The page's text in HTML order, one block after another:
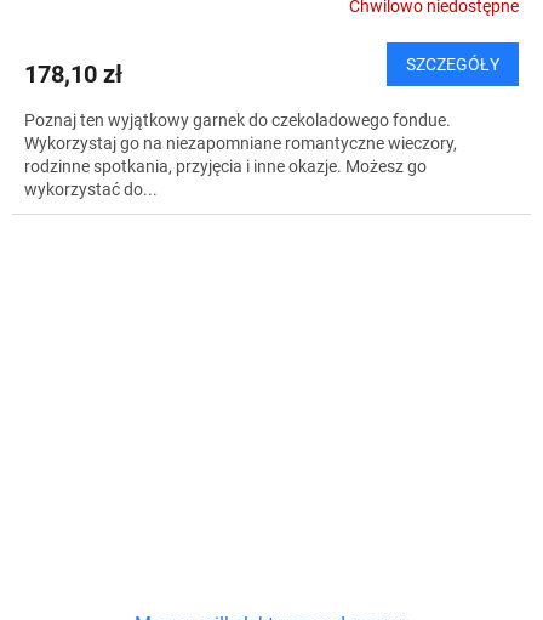
Chwilowo niedostępne
178,10 zł SZCZEGÓŁY
Poznaj ten wyjątkowy garnek do czekoladowego fondue.
Wykorzystaj go na niezapomniane romantyczne wieczory,
rodzinne spotkania, przyjęcia i inne okazje. Możesz go
wykorzystać do...